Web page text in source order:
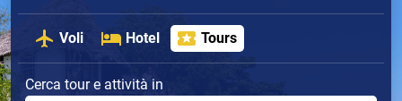
Voli Hotel Tours
Cerca tour e attività in